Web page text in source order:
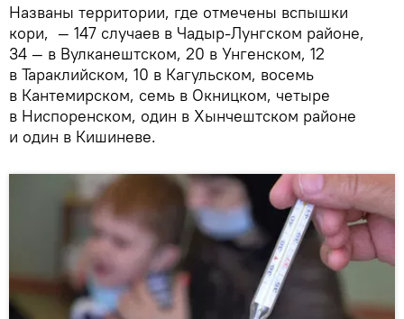
Названы территории, где отмечены вспышки
кори, — 147 случаев в Чадыр-Лунгском районе,
34 — в Вулканештском, 20 в Унгенском, 12
в Тараклийском, 10 в Кагульском, восемь
в Кантемирском, семь в Окницком, четыре
в Ниспоренском, один в Хынчештском районе
и один в Кишиневе.